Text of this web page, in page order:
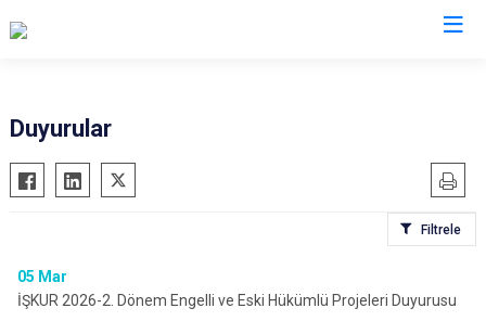
Bozdoğan
Buharkent
Didim
Germencik
Söke
Duyurular
Filtrele
05 Mar
İŞKUR 2026-2. Dönem Engelli ve Eski Hükümlü Projeleri Duyurusu